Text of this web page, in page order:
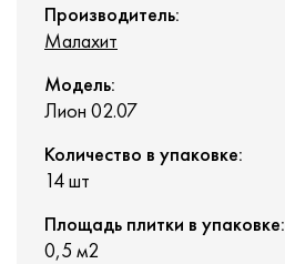
Производитель:
Малахит
Модель:
Лион 02.07
Количество в упаковке:
14 шт
Площадь плитки в упаковке:
0,5 м2